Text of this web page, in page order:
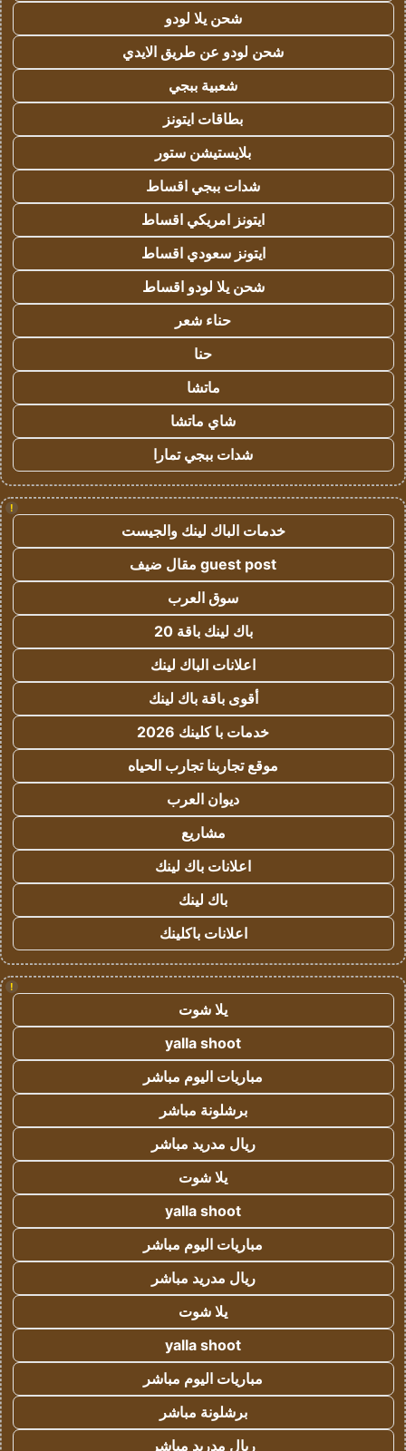
شحن يلا لودو
شحن لودو عن طريق الايدي
شعبية ببجي
بطاقات ايتونز
بلايستيشن ستور
شدات ببجي اقساط
ايتونز امريكي اقساط
ايتونز سعودي اقساط
شحن يلا لودو اقساط
حناء شعر
حنا
ماتشا
شاي ماتشا
شدات ببجي تمارا
!
خدمات الباك لينك والجيست
guest post مقال ضيف
سوق العرب
باك لينك باقة 20
اعلانات الباك لينك
أقوى باقة باك لينك
خدمات با كلينك 2026
موقع تجاربنا تجارب الحياه
ديوان العرب
مشاريع
اعلانات باك لينك
باك لينك
اعلانات باكلينك
!
يلا شوت
yalla shoot
مباريات اليوم مباشر
برشلونة مباشر
ريال مدريد مباشر
يلا شوت
yalla shoot
مباريات اليوم مباشر
ريال مدريد مباشر
يلا شوت
yalla shoot
مباريات اليوم مباشر
برشلونة مباشر
ريال مدريد مباشر